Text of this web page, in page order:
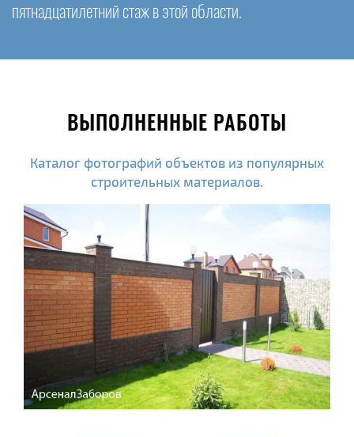
пятнадцатилетний стаж в этой области.
ВЫПОЛНЕННЫЕ РАБОТЫ
Каталог фотографий объектов из популярных
строительных материалов.